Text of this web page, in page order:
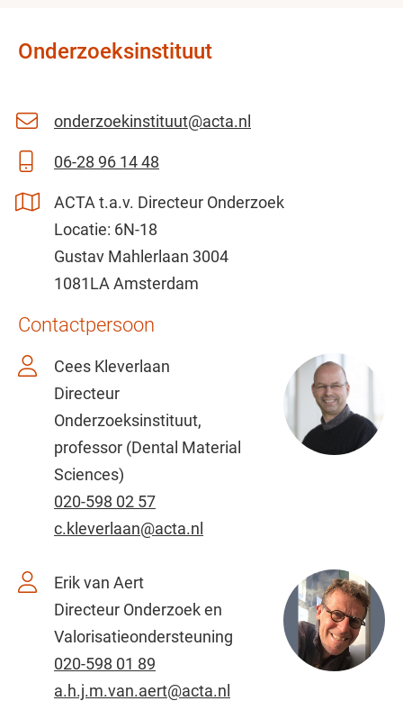
Onderzoeksinstituut
onderzoekinstituut@acta.nl
06-28 96 14 48
ACTA t.a.v. Directeur Onderzoek
Locatie: 6N-18
Gustav Mahlerlaan 3004
1081LA Amsterdam
Contactpersoon
Cees Kleverlaan
Directeur
Onderzoeksinstituut,
professor (Dental Material
Sciences)
020-598 02 57
c.kleverlaan@acta.nl
Erik van Aert
Directeur Onderzoek en
Valorisatieondersteuning
020-598 01 89
a.h.j.m.van.aert@acta.nl